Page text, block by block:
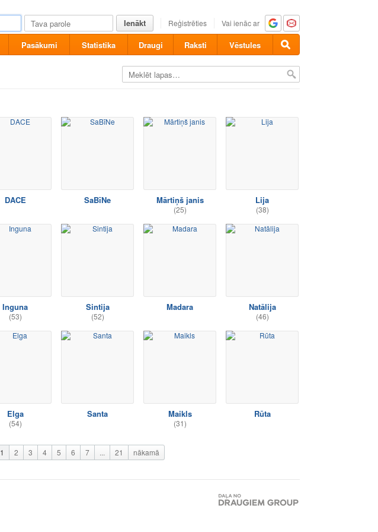
Ienākt Reģistrēties Vai ienāc ar
Pasākumi Statistika Draugi Raksti Vēstules
DACE SaBīNe Mārtiņš janis
(25)
Lija
(38)
Inguna
(53)
Sintija
(52)
Madara Natālija
(46)
Elga
(54)
Santa Maikls
(31)
Rūta
1 2 3 4 5 6 7 ... 21 nākamā